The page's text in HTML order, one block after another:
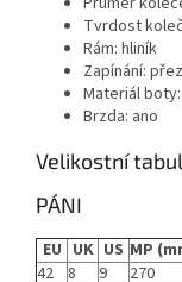
Tvrdost
Rám: hliník
Zapínání:
Materiál
Brzda: ano
Velikostní
PÁNI
EU UK US MP
42 8 9
270